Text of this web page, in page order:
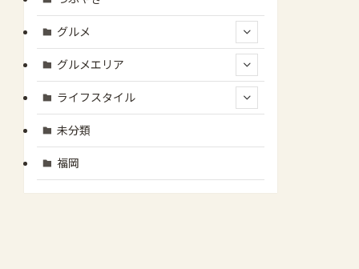
グルメ
グルメエリア
ライフスタイル
未分類
福岡